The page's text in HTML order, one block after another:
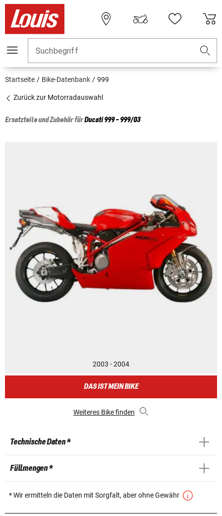
Suchbegriff
Startseite Bike-Datenbank 999
Zurück zur Motorradauswahl
Ersatzteile und Zubehör fürDucati999 - 999/03
2003 - 2004
DAS IST MEIN BIKE
Weiteres Bike finden
Technische Daten *
Füllmengen *
* Wir ermitteln die Daten mit Sorgfalt, aber ohne Gewähr